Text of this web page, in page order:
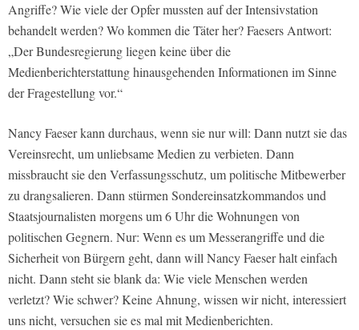
Angriffe? Wie viele der Opfer mussten auf der Intensivstation
behandelt werden? Wo kommen die Täter her? Faesers Antwort:
„Der Bundesregierung liegen keine über die
Medienberichterstattung hinausgehenden Informationen im Sinne
der Fragestellung vor.“
Nancy Faeser kann durchaus, wenn sie nur will: Dann nutzt sie das
Vereinsrecht, um unliebsame Medien zu verbieten. Dann
missbraucht sie den Verfassungsschutz, um politische Mitbewerber
zu drangsalieren. Dann stürmen Sondereinsatzkommandos und
Staatsjournalisten morgens um 6 Uhr die Wohnungen von
politischen Gegnern. Nur: Wenn es um Messerangriffe und die
Sicherheit von Bürgern geht, dann will Nancy Faeser halt einfach
nicht. Dann steht sie blank da: Wie viele Menschen werden
verletzt? Wie schwer? Keine Ahnung, wissen wir nicht, interessiert
uns nicht, versuchen sie es mal mit Medienberichten.